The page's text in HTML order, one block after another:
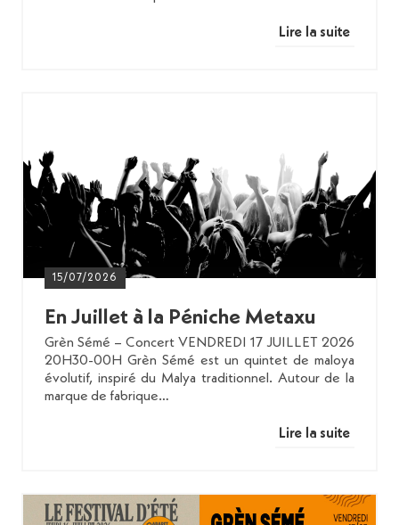
Lire la suite
15/07/2026
En Juillet à la Péniche Metaxu
Grèn Sémé – Concert VENDREDI 17 JUILLET 2026
20H30-00H Grèn Sémé est un quintet de maloya
évolutif, inspiré du Malya traditionnel. Autour de la
marque de fabrique…
Lire la suite